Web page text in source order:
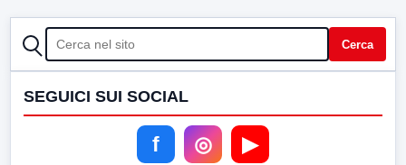
CERCA Cerca
SEGUICI SUI SOCIAL
f ◎ ▶